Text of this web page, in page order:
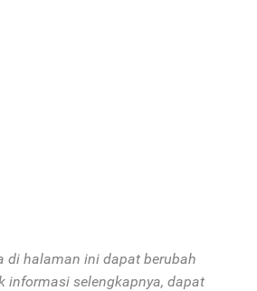
di halaman ini dapat berubah
informasi selengkapnya, dapat